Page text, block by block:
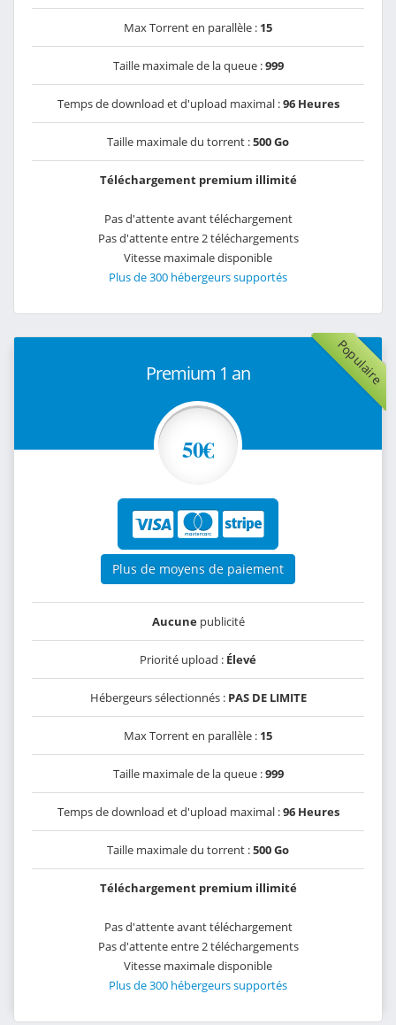
Max Torrent en parallèle : 15
Taille maximale de la queue :999
Temps de download et d'upload maximal :96 Heures
Taille maximale du torrent :500 Go
Téléchargement premium illimité
Pas d'attente avant téléchargement
Pas d'attente entre 2 téléchargements
Vitesse maximale disponible
Plus de 300 hébergeurs supportés
Populaire
Premium 1 an
50€
Plus de moyens de paiement
Aucunepublicité
Priorité upload : Élevé
Hébergeurs sélectionnés : PAS DE LIMITE
Max Torrent en parallèle : 15
Taille maximale de la queue :999
Temps de download et d'upload maximal :96 Heures
Taille maximale du torrent :500 Go
Téléchargement premium illimité
Pas d'attente avant téléchargement
Pas d'attente entre 2 téléchargements
Vitesse maximale disponible
Plus de 300 hébergeurs supportés